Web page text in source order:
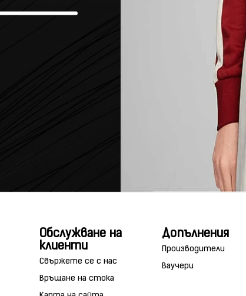
Обслужване на
клиенти
Свържете се с нас
Връщане на стока
Допълнения
Производители
Ваучери